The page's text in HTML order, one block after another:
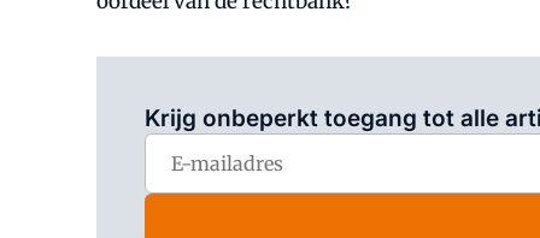
Krijg onbeperkt toegang tot alle